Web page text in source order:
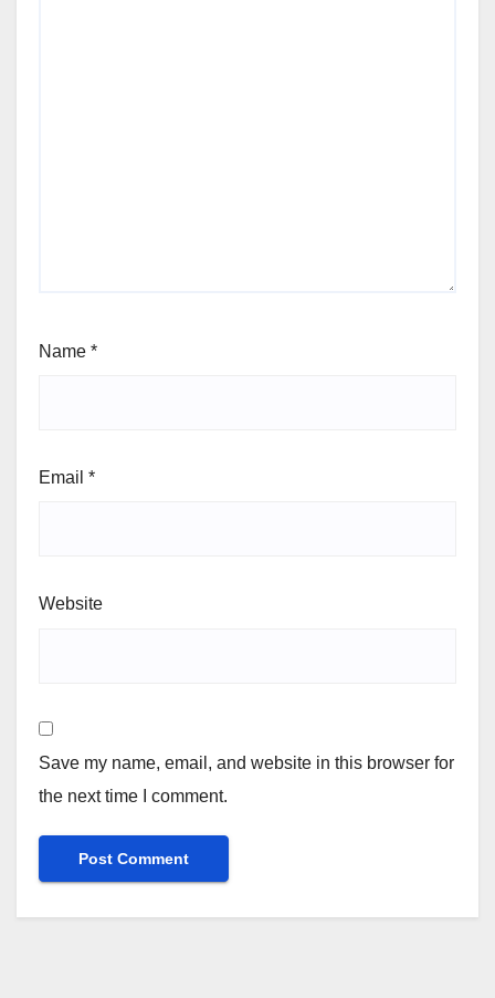
Name *
Email *
Website
Save my name, email, and website in this browser for
the next time I comment.